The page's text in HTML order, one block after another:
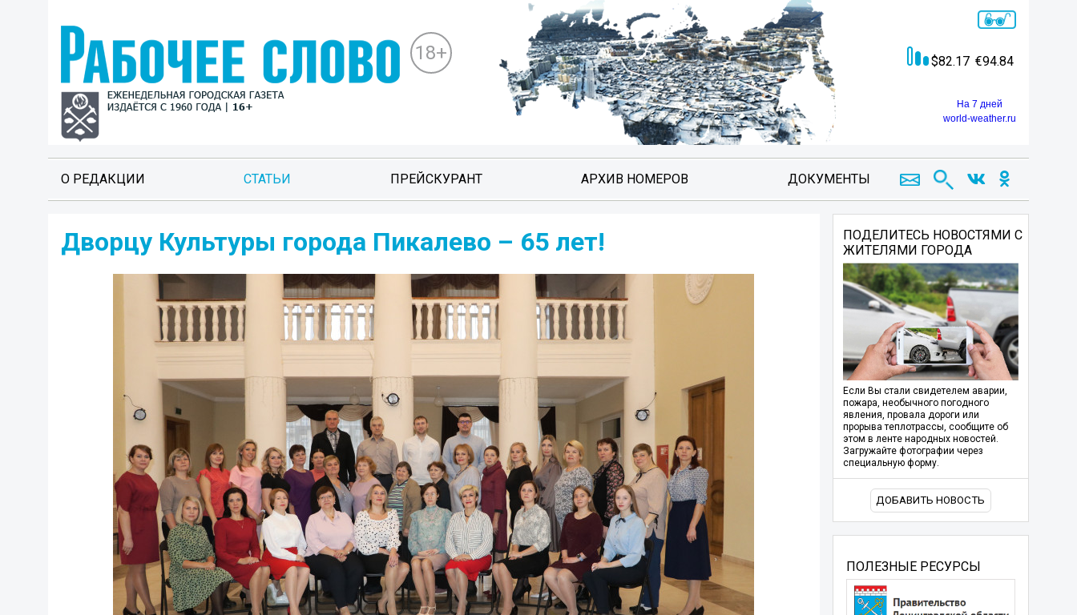
18+ 82.17 94.84
На 7 дней
world-weather.ru
О РЕДАКЦИИ СТАТЬИ ПРЕЙСКУРАНТ АРХИВ НОМЕРОВ ДОКУМЕНТЫ
Дворцу Культуры города Пикалево – 65 лет!
ПОДЕЛИТЕСЬ НОВОСТЯМИ С
ЖИТЕЛЯМИ ГОРОДА
Если Вы стали свидетелем аварии,
пожара, необычного погодного
явления, провала дороги или
прорыва теплотрассы, сообщите об
этом в ленте народных новостей.
Загружайте фотографии через
специальную форму.
ДОБАВИТЬ НОВОСТЬ
ПОЛЕЗНЫЕ РЕСУРСЫ